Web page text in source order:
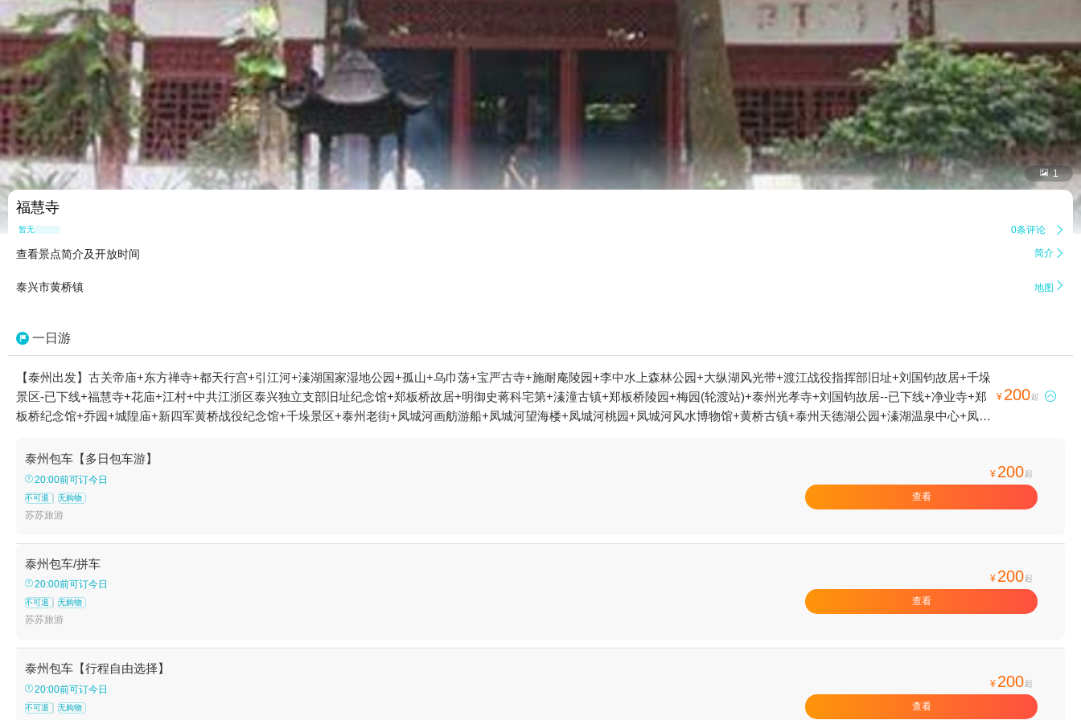
 1
福慧寺
暂无点评 0条评论 
查看景点简介及开放时间 简介 
泰兴市黄桥镇 地图 
一日游
【泰州出发】古关帝庙+东方禅寺+都天行宫+引江河+溱湖国家湿地公园+孤山+乌巾荡+宝严古寺+施耐庵陵园+李中水上森林公园+大纵湖风光带+渡江战役指挥部旧址+刘国钧故居+千垛
景区-已下线+福慧寺+花庙+江村+中共江浙区泰兴独立支部旧址纪念馆+郑板桥故居+明御史蒋科宅第+溱潼古镇+郑板桥陵园+梅园(轮渡站)+泰州光孝寺+刘国钧故居--已下线+净业寺+郑
板桥纪念馆+乔园+城隍庙+新四军黄桥战役纪念馆+千垛景区+泰州老街+凤城河画舫游船+凤城河望海楼+凤城河桃园+凤城河风水博物馆+黄桥古镇+泰州天德湖公园+溱湖温泉中心+凤城
河田园牧歌景区+乌巾荡水上乐园--已下线+云海湿地体育公园+兴化桃花岛户外运动基地+拓展CS对抗红色旅游基地+溱湖绿岛度假村拓展训练基地+天德湖水世界+泰州大剧院+泰州市体
育馆+泰州市金鹏游泳健身会所+万亩荷塘+兴化老街+香草湾薰衣草主题乐园+中华红枫园+秋雪湖欢乐世界+溱湖湾森林动物王国+泰州梅兰芳纪念馆+泰州本地玩乐+乌巾荡柏兹温泉+凤
城河画舫游船桃园码头+成家大司马府+乌巾荡湿地公园+秋雪湖花卉博览园+兴化县署+赵海仙洋楼+李园船厅+溱湖海昌海洋馆+秋雪湖蝴蝶大世界+千垛·文化汤(正日大厦店)+爱情海欢
乐田园+戚氏进士第+孙氏四方楼+蔚蓝星海洋动物王国(兴化吾悦店)+欢跳蹦床馆（泰州万达店）+千垛景区--已下线+秋雪湖童话森林+泰州海军舰艇文化园+乌巾荡乐园+溱潼会船+泰州
¥ 200起 
泰州包车【多日包车游】
20:00前可订今日
不可退 无购物
苏苏旅游
¥ 200起
查看
泰州包车/拼车
20:00前可订今日
不可退 无购物
苏苏旅游
¥ 200起
查看
泰州包车【行程自由选择】
20:00前可订今日
不可退 无购物
¥ 200起
查看